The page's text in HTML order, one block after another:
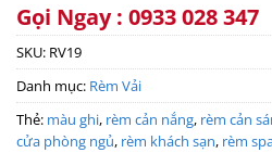
Gọi Ngay : 0933 028 347
SKU: RV19
Danh mục: Rèm Vải
Thẻ: màu ghi, rèm cản nắng, rèm cản
cửa phòng ngủ, rèm khách sạn, rèm